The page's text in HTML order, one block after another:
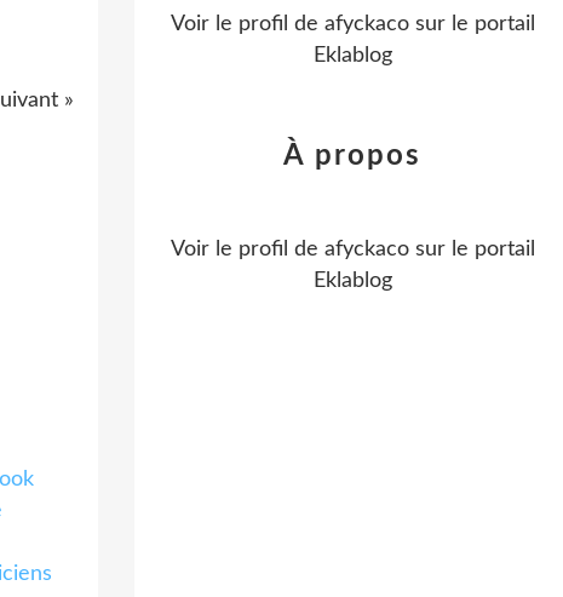
»
Voir le profil de afyckacosur le portail
Eklablog
À propos
Voir le profil de afyckacosur le portail
Eklablog